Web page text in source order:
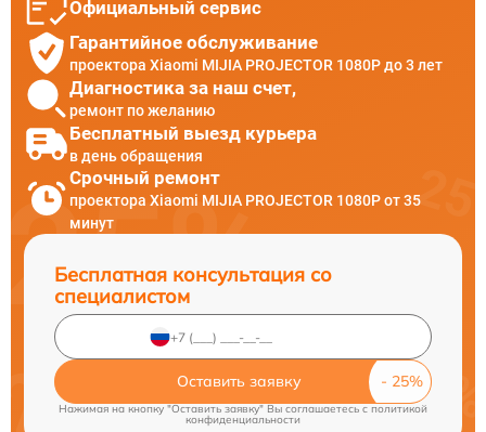
Официальный сервис
Гарантийное обслуживание
проектора Xiaomi MIJIA PROJECTOR 1080P до 3 лет
Диагностика за наш счет,
ремонт по желанию
Бесплатный выезд курьера
в день обращения
Срочный ремонт
проектора Xiaomi MIJIA PROJECTOR 1080P от 35
минут
Бесплатная консультация со
специалистом
Оставить заявку
Нажимая на кнопку "Оставить заявку" Вы соглашаетесь cполитикой
конфиденциальности